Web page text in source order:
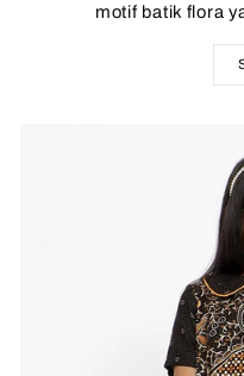
motif batik flora